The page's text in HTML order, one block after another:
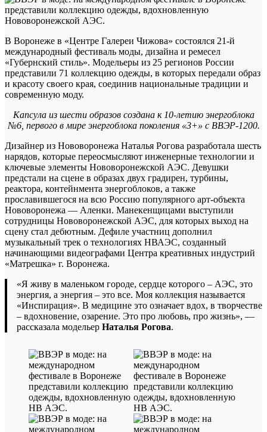
В Воронеже в «Центре Галереи Чижова» состоялся 21-й
международный фестиваль моды, дизайна и ремесел
«Губернский стиль». Модельеры из 25 регионов России
представили 71 коллекцию одежды, в которых передали образ
и красоту своего края, соединив национальные традиции и
современную моду.
Капсула из шести образов создана к 10-летию энергоблока
№6, первого в мире энергоблока поколения «3+» с ВВЭР-1200.
Дизайнер из Нововоронежа Наталья Рогова разработала шесть
нарядов, которые переосмысляют инженерные технологии и
ключевые элементы Нововоронежской АЭС. Девушки
предстали на сцене в образах двух градирен, турбины,
реактора, контейнмента энергоблоков, а также
прославившегося на всю Россию популярного арт-объекта
Нововоронежа — Аленки. Манекенщицами выступили
сотрудницы Нововоронежской АЭС, для которых выход на
сцену стал дебютным. Дефиле участниц дополнил
музыкальный трек о технологиях НВАЭС, созданный
начинающими видеографами Центра креативных индустрий
«Матрешка» г. Воронежа.
«Я живу в маленьком городе, сердце которого – АЭС, это
энергия, а энергия – это все. Моя коллекция называется
«Инспирация». В медицине это означает вдох, в творчестве
– вдохновение, озарение. Это про любовь, про жизнь», —
рассказала модельер Наталья Рогова.